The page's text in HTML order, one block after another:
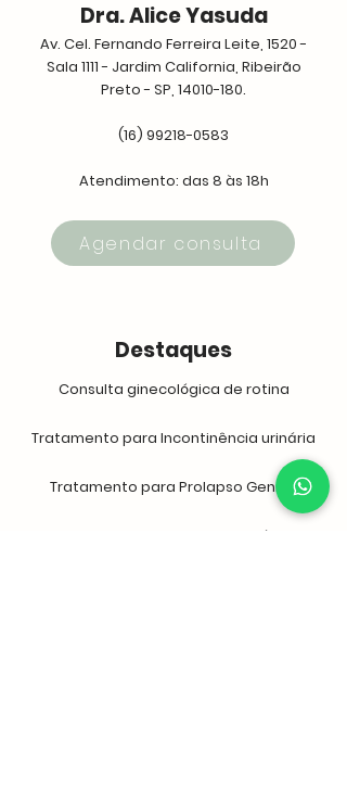
Dra. Alice Yasuda
Av. Cel. Fernando Ferreira Leite, 1520 -
Sala 1111 - Jardim California, Ribeirão
Preto - SP, 14010-180.
(16) 99218-0583
Atendimento: das 8 às 18h
Agendar consulta
Destaques
Consulta ginecológica de rotina
Tratamento para Incontinência urinária
Tratamento para Prolapso Genital
Tratamento para Infecção urinária de